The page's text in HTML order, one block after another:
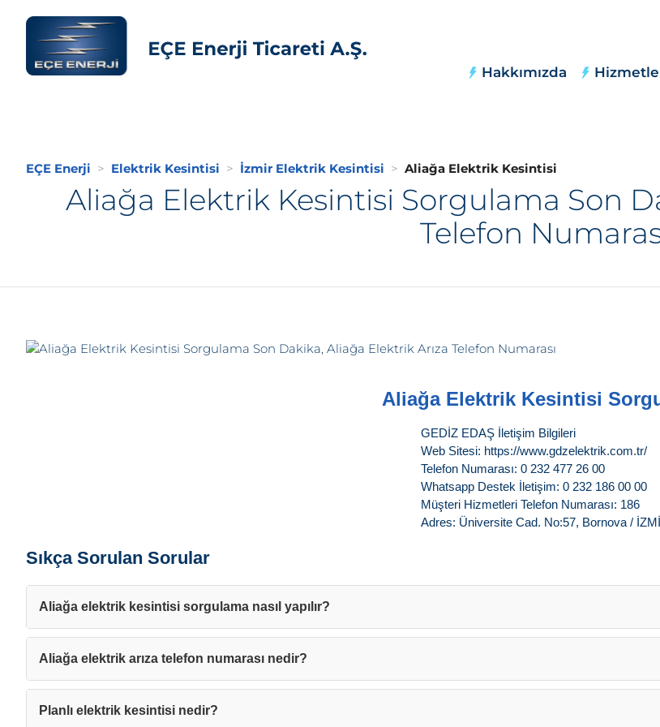
Hakkımızda
EÇE Enerji Elektrik Kesintisi İzmir Elektrik Kesintisi Aliağa Elektrik Kesintisi
Aliağa Elektrik Kesintisi Sorgulama Son
Telefon
Aliağa Elektrik Kesintisi
GEDİZ EDAŞ İletişim Bilgileri
Web Sitesi: https://www.gdzelektrik.com.tr/
Telefon Numarası: 0 232 477 26 00
Whatsapp Destek İletişim: 0 232 186 00 00
Müşteri Hizmetleri Telefon Numarası: 186
Adres: Üniversite Cad. No:57, Bornova /
Sıkça Sorulan Sorular
Aliağa elektrik kesintisi sorgulama nasıl yapılır?
Aliağa elektrik arıza telefon numarası nedir?
Planlı elektrik kesintisi nedir?